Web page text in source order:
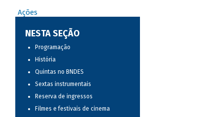
Ações
NESTA SEÇÃO
Programação
História
Quintas no BNDES
Sextas instrumentais
Reserva de ingressos
Filmes e festivais de cinema